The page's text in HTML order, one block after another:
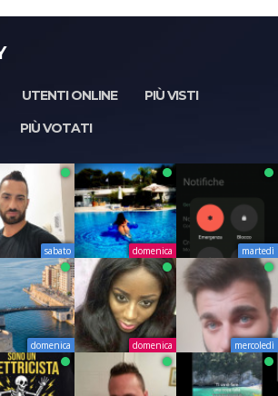
UTENTI ONLINE
PIÙ VISTI
PIÙ VOTATI
sabato domenica martedì
domenica domenica mercoledì